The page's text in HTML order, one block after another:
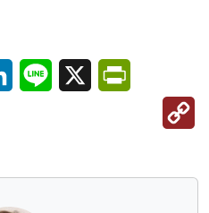
LinkedInLine X